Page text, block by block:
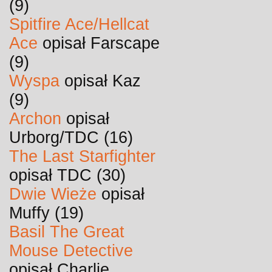
(9)
Spitfire Ace/Hellcat
Ace opisał Farscape
(9)
Wyspa opisał Kaz
(9)
Archon opisał
Urborg/TDC (16)
The Last Starfighter
opisał TDC (30)
Dwie Wieże opisał
Muffy (19)
Basil The Great
Mouse Detective